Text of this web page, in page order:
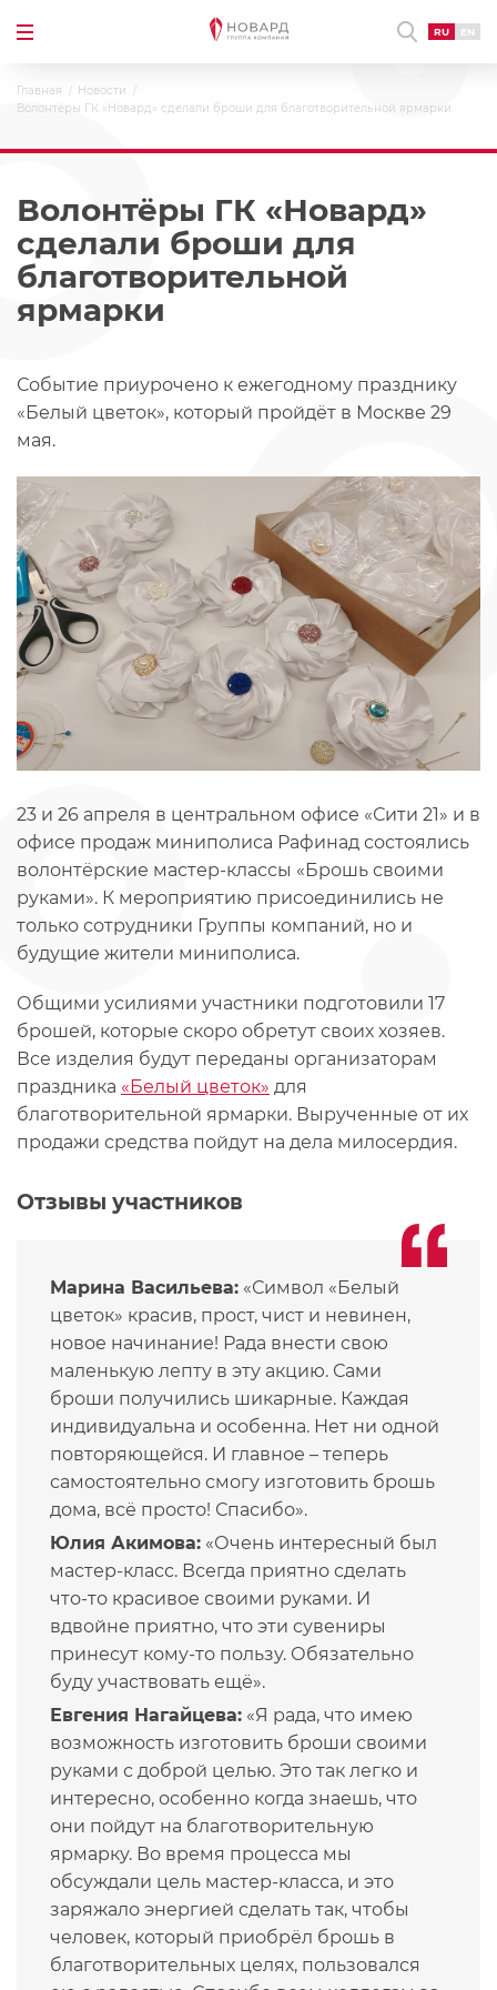
RU EN
Главная
Новости
Волонтёры ГК «Новард» сделали броши для благотворительной ярмарки
Волонтёры ГК «Новард»
сделали броши для
благотворительной
ярмарки
Событие приурочено к ежегодному празднику
«Белый цветок», который пройдёт в Москве 29
мая.
23 и 26 апреля в центральном офисе «Сити 21» и в
офисе продаж миниполиса Рафинад состоялись
волонтёрские мастер-классы «Брошь своими
руками». К мероприятию присоединились не
только сотрудники Группы компаний, но и
будущие жители миниполиса.
Общими усилиями участники подготовили 17
брошей, которые скоро обретут своих хозяев.
Все изделия будут переданы организаторам
праздника «Белый цветок» для
благотворительной ярмарки. Вырученные от их
продажи средства пойдут на дела милосердия.
Отзывы участников
Марина Васильева: «Символ «Белый
цветок» красив, прост, чист и невинен,
новое начинание! Рада внести свою
маленькую лепту в эту акцию. Сами
броши получились шикарные. Каждая
индивидуальна и особенна. Нет ни одной
повторяющейся. И главное – теперь
самостоятельно смогу изготовить брошь
дома, всё просто! Спасибо».
Юлия Акимова: «Очень интересный был
мастер-класс. Всегда приятно сделать
что-то красивое своими руками. И
вдвойне приятно, что эти сувениры
принесут кому-то пользу. Обязательно
буду участвовать ещё».
Евгения Нагайцева: «Я рада, что имею
возможность изготовить броши своими
руками с доброй целью. Это так легко и
интересно, особенно когда знаешь, что
они пойдут на благотворительную
ярмарку. Во время процесса мы
обсуждали цель мастер-класса, и это
заряжало энергией сделать так, чтобы
человек, который приобрёл брошь в
благотворительных целях, пользовался